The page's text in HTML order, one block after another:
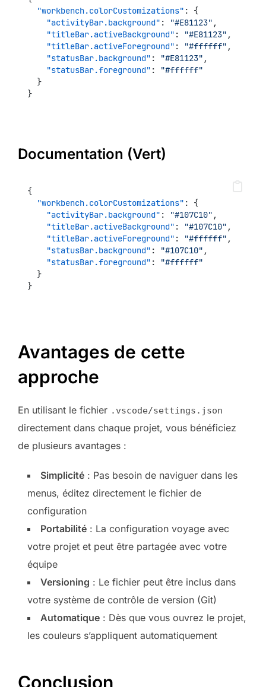
"workbench.colorCustomizations" : {
"activityBar.background" : "#E81123" ,
"titleBar.activeBackground" : "#E81123" ,
"titleBar.activeForeground" : "#ffffff" ,
"statusBar.background" : "#E81123" ,
"statusBar.foreground" :
"#ffffff"
  }
}
Documentation (Vert)
{
"workbench.colorCustomizations" : {
"activityBar.background" : "#107C10" ,
"titleBar.activeBackground" : "#107C10" ,
"titleBar.activeForeground" : "#ffffff" ,
"statusBar.background" : "#107C10" ,
"statusBar.foreground" :
"#ffffff"
  }
}
Avantages de cette
approche
En utilisant le fichier .vscode/settings.json
directement dans chaque projet, vous bénéficiez
de plusieurs avantages :
Simplicité : Pas besoin de naviguer dans les
menus, éditez directement le fichier de
configuration
Portabilité : La configuration voyage avec
votre projet et peut être partagée avec votre
équipe
Versioning : Le fichier peut être inclus dans
votre système de contrôle de version (Git)
Automatique : Dès que vous ouvrez le projet,
les couleurs s’appliquent automatiquement
Conclusion